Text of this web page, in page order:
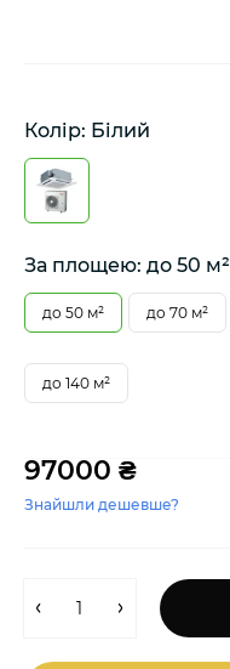
Колір: Білий
За площею: до 50 м²
до 50 м² до 70 м²
до 140 м²
97000 ₴
Знайшли дешевше?